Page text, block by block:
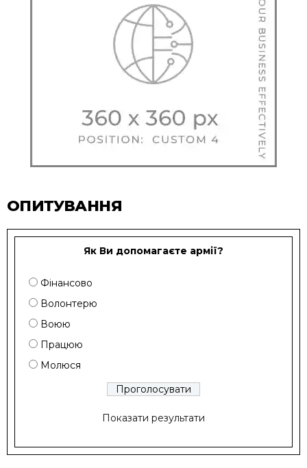
ОПИТУВАННЯ
Як Ви допомагаєте армії?
Фінансово
Волонтерю
Воюю
Працюю
Молюся
Показати результати